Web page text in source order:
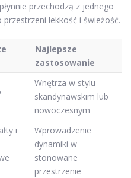
przechodzą z jednego
lekkość i świeżość.
Najlepsze
zastosowanie
Wnętrza w stylu
skandynawskim lub
nowoczesnym
i
Wprowadzenie
dynamiki w
stonowane
przestrzenie